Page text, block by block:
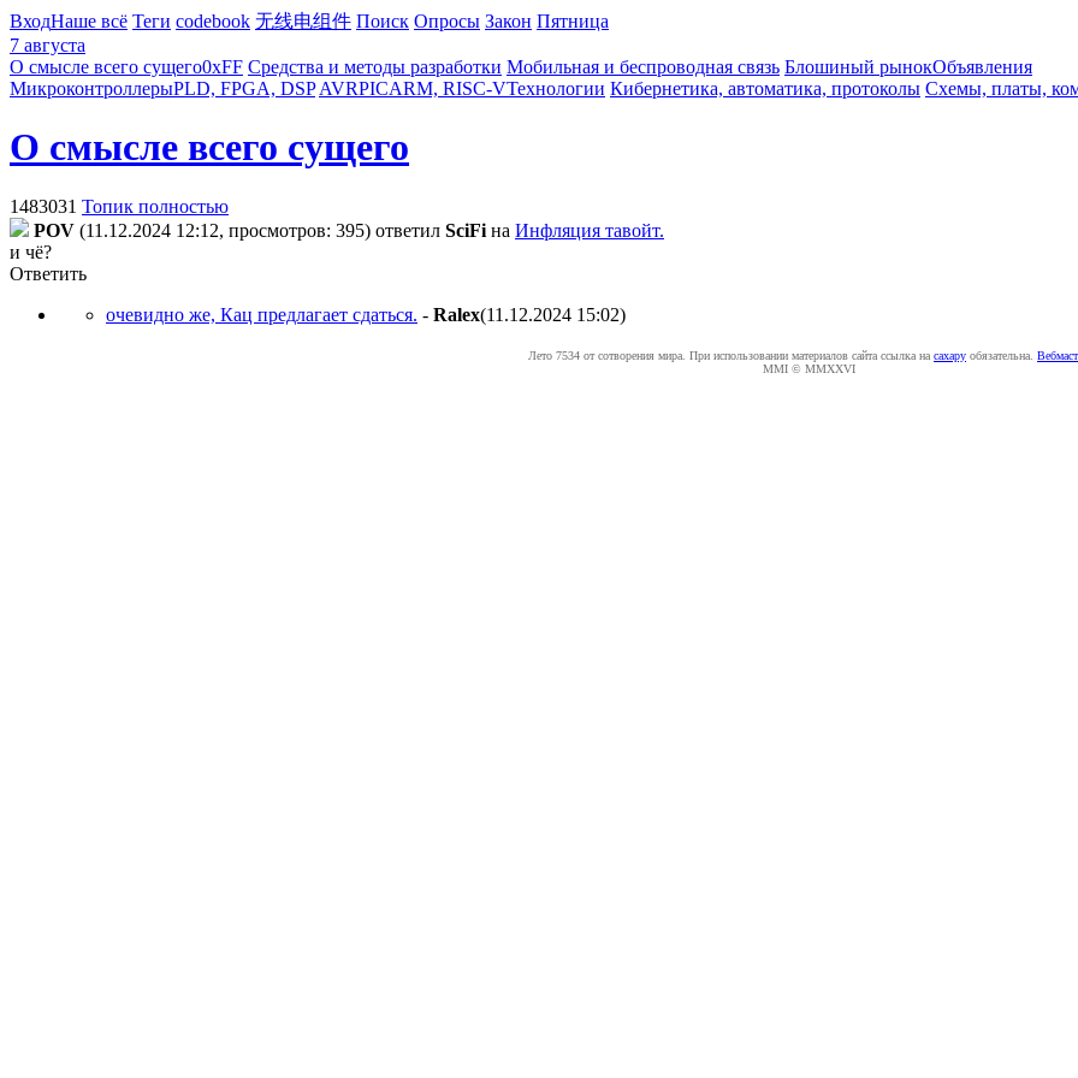
ВходНаше всё Теги codebook 无线电组件 Поиск Опросы Закон Пятница
7 августа
О смысле всего сущего0xFF Средства и методы разработки Мобильная и беспроводная связь Блошиный рынокОбъявления
МикроконтроллерыPLD, FPGA, DSP AVRPICARM, RISC-VТехнологии Кибернетика, автоматика, протоколы Схемы, платы,
О смысле всего сущего
1483031 Топик полностью
POV (11.12.2024 12:12, просмотров: 395) ответил SciFi на Инфляция тавойт.
и чё?
Ответить
очевидно же, Кац предлагает сдаться. - Ralex(11.12.2024 15:02)
Лето 7534 от сотворения мира. При использовании материалов сайта ссылка на caxapу обязательна.
MMI © MMXXVI